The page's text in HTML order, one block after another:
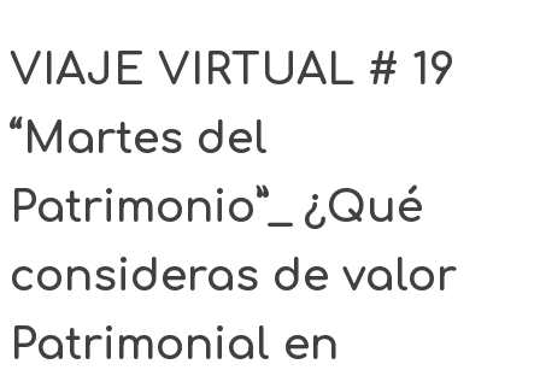
VIAJE VIRTUAL # 19
“Martes del
Patrimonio”_ ¿Qué
consideras de valor
Patrimonial en